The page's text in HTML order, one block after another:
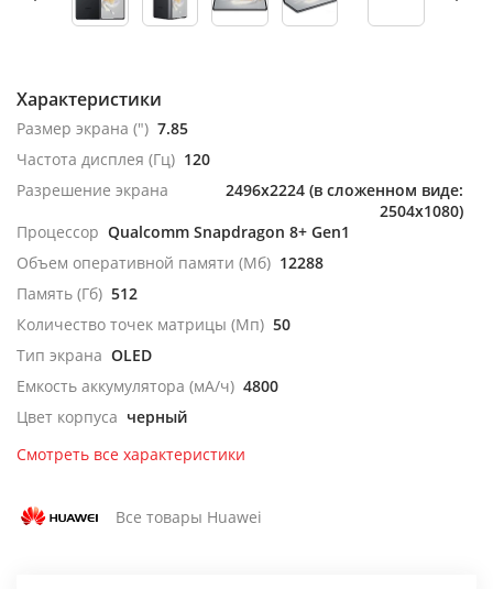
Характеристики
Размер экрана (") 7.85
Частота дисплея (Гц) 120
Разрешение экрана
2496x2224 (в сложенном виде:
2504x1080)
Процессор Qualcomm Snapdragon 8+ Gen1
Объем оперативной памяти (Мб) 12288
Память (Гб) 512
Количество точек матрицы (Мп) 50
Тип экрана OLED
Емкость аккумулятора (мА/ч) 4800
Цвет корпуса черный
Смотреть все характеристики
Все товары Huawei